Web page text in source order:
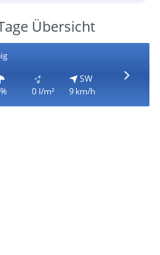
Übersicht
0 l/m²
SW
9 km/h